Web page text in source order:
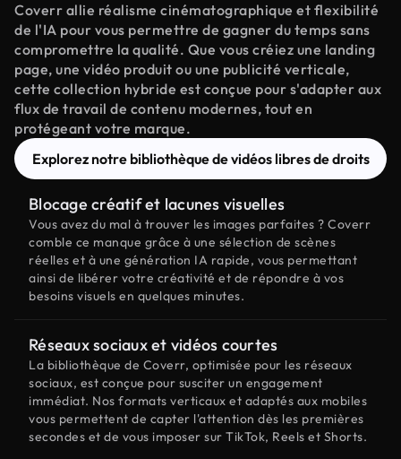
Coverr allie réalisme cinématographique et flexibilité
de l'IA pour vous permettre de gagner du temps sans
compromettre la qualité. Que vous créiez une landing
page, une vidéo produit ou une publicité verticale,
cette collection hybride est conçue pour s'adapter aux
flux de travail de contenu modernes, tout en
protégeant votre marque.
Explorez notre bibliothèque de vidéos libres de droits
Blocage créatif et lacunes visuelles
Vous avez du mal à trouver les images parfaites ? Coverr
comble ce manque grâce à une sélection de scènes
réelles et à une génération IA rapide, vous permettant
ainsi de libérer votre créativité et de répondre à vos
besoins visuels en quelques minutes.
Réseaux sociaux et vidéos courtes
La bibliothèque de Coverr, optimisée pour les réseaux
sociaux, est conçue pour susciter un engagement
immédiat. Nos formats verticaux et adaptés aux mobiles
vous permettent de capter l'attention dès les premières
secondes et de vous imposer sur TikTok, Reels et Shorts.